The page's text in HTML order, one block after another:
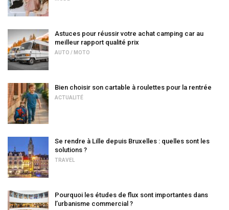
Astuces pour réussir votre achat camping car au
meilleur rapport qualité prix
AUTO / MOTO
Bien choisir son cartable à roulettes pour la rentrée
ACTUALITÉ
Se rendre à Lille depuis Bruxelles : quelles sont les
solutions ?
TRAVEL
Pourquoi les études de flux sont importantes dans
l’urbanisme commercial ?